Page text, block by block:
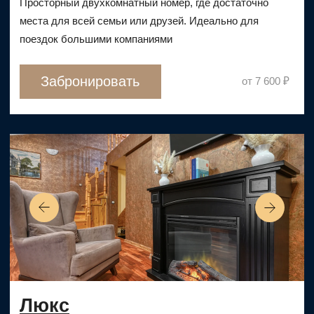
Ⓒ 2025, Hitrovka Hotel Moscow. Официальный
сайт.
Часто задаваемые вопросы
Правовая информация